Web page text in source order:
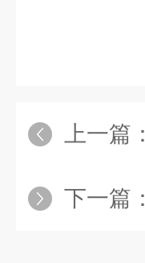
上一篇：
下一篇：